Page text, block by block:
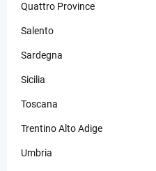
Quattro Province
Salento
Sardegna
Sicilia
Toscana
Trentino Alto Adige
Umbria